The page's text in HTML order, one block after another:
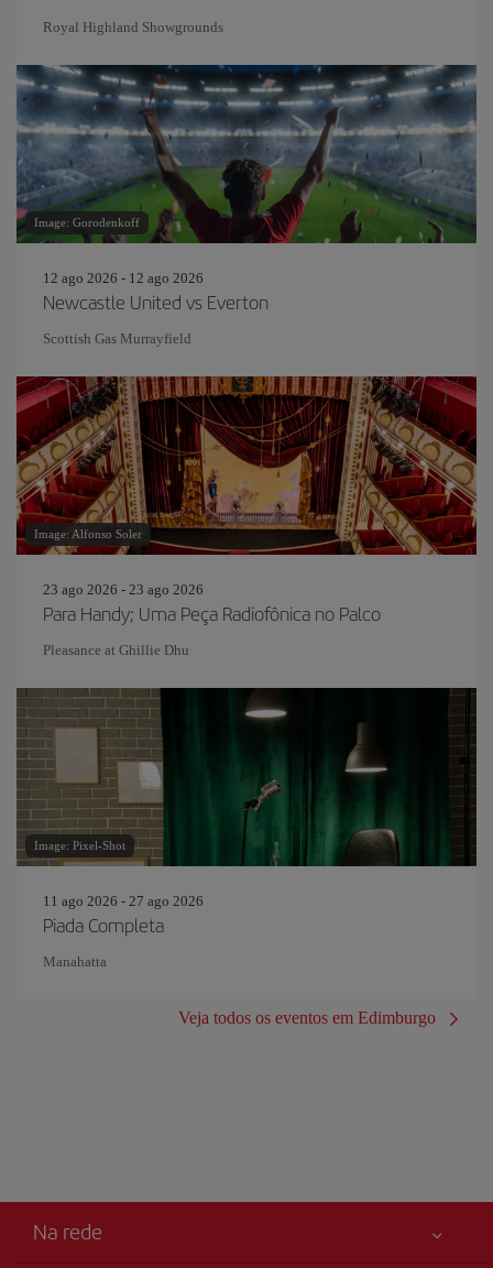
Royal Highland Showgrounds
Image: Gorodenkoff
12 ago 2026 - 12 ago 2026
Newcastle United vs Everton
Scottish Gas Murrayfield
Image: Alfonso Soler
23 ago 2026 - 23 ago 2026
Para Handy; Uma Peça Radiofônica no Palco
Pleasance at Ghillie Dhu
Image: Pixel-Shot
11 ago 2026 - 27 ago 2026
Piada Completa
Manahatta
Veja todos os eventos em Edimburgo
Na rede